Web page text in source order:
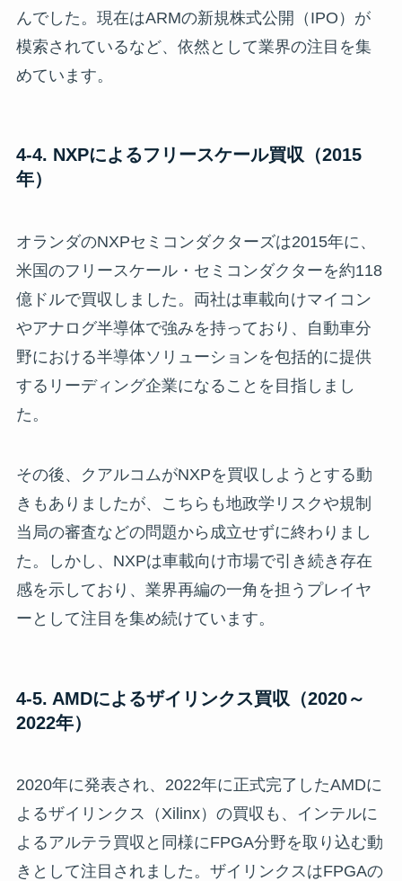
んでした。現在はARMの新規株式公開（IPO）が
模索されているなど、依然として業界の注目を集
めています。
4-4. NXPによるフリースケール買収（2015
年）
オランダのNXPセミコンダクターズは2015年に、
米国のフリースケール・セミコンダクターを約118
億ドルで買収しました。両社は車載向けマイコン
やアナログ半導体で強みを持っており、自動車分
野における半導体ソリューションを包括的に提供
するリーディング企業になることを目指しまし
た。
その後、クアルコムがNXPを買収しようとする動
きもありましたが、こちらも地政学リスクや規制
当局の審査などの問題から成立せずに終わりまし
た。しかし、NXPは車載向け市場で引き続き存在
感を示しており、業界再編の一角を担うプレイヤ
ーとして注目を集め続けています。
4-5. AMDによるザイリンクス買収（2020～
2022年）
2020年に発表され、2022年に正式完了したAMDに
よるザイリンクス（Xilinx）の買収も、インテルに
よるアルテラ買収と同様にFPGA分野を取り込む動
きとして注目されました。ザイリンクスはFPGAの